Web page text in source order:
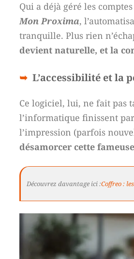
Qui a déjà géré les
Mon Proxima,
tranquille. Plus rien
devient naturelle, et la
L’accessibilité et la
Ce logiciel, lui, ne fait pas
l’informatique finissent
l’impression (parfois
désamorcer cette
Découvrez davantage ici :Coffreo :